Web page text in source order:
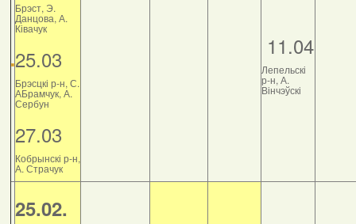
Брэст, Э.
Данцова, А.
Ківачук
25.03
Брэсцкі р-н, С.
АБрамчук, А.
Сербун
27.03
Кобрынскі р-н,
А. Страчук
11.04
Лепельскі
р-н, А.
Вінчэўскі
25.02.